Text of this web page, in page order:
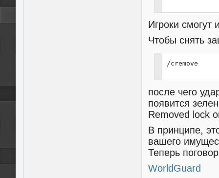
Игроки смогут
Чтобы снять
/cremove
после чего
появится
Removed lock
В принципе,
вашего
Теперь
WorldGuard